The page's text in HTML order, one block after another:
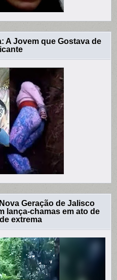
A Jovem que Gostava de
Geração de Jalisco
lança-chamas em ato de
extrema